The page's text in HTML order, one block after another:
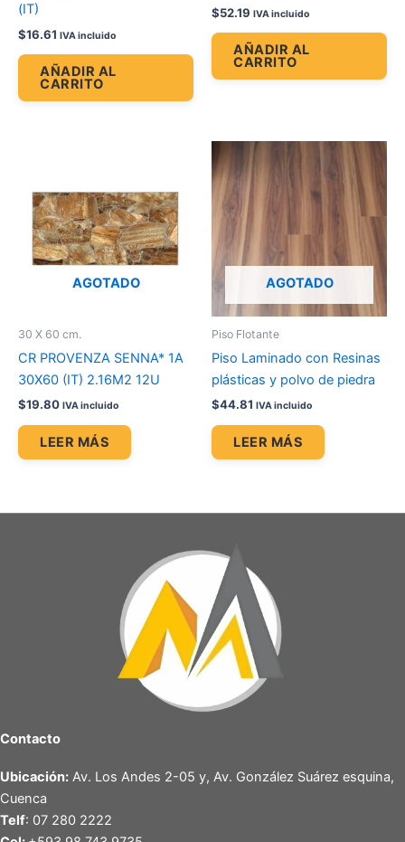
(IT)
$16.61 IVA incluido
AÑADIR AL
CARRITO
$52.19 IVA incluido
AÑADIR AL
CARRITO
AGOTADO
30 X 60 cm.
CR PROVENZA SENNA* 1A
30X60 (IT) 2.16M2 12U
$19.80 IVA incluido
LEER MÁS
AGOTADO
Piso Flotante
Piso Laminado con Resinas
plásticas y polvo de piedra
$44.81 IVA incluido
LEER MÁS
Contacto
Ubicación: Av. Los Andes 2-05 y, Av. González Suárez esquina,
Cuenca
Telf: 07 280 2222